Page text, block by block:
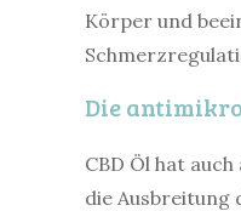
Körper und
Die
CBD Öl hat
die Ausbreitung